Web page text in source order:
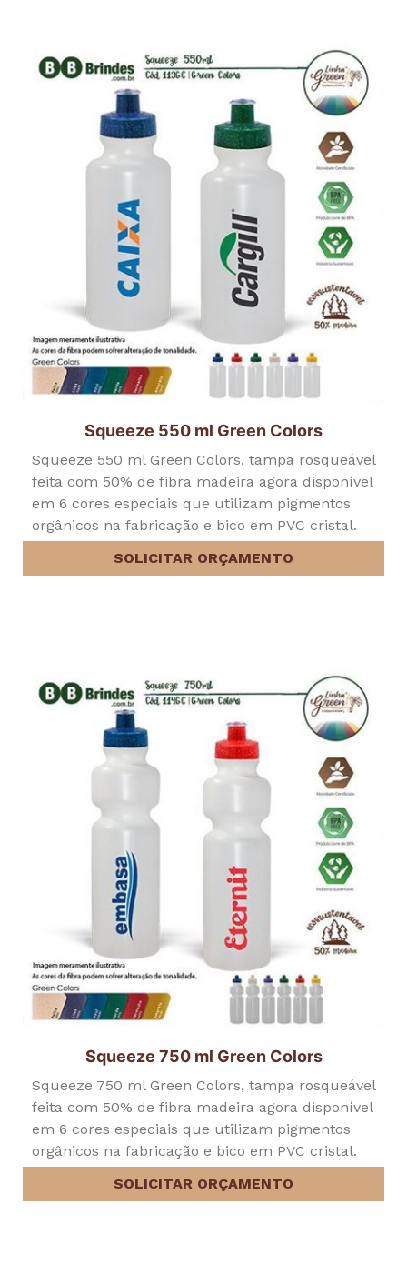
Squeeze 550 ml Green Colors
Squeeze 550 ml Green Colors, tampa rosqueável
feita com 50% de fibra madeira agora disponível
em 6 cores especiais que utilizam pigmentos
orgânicos na fabricação e bico em PVC cristal.
SOLICITAR ORÇAMENTO
Squeeze 750 ml Green Colors
Squeeze 750 ml Green Colors, tampa rosqueável
feita com 50% de fibra madeira agora disponível
em 6 cores especiais que utilizam pigmentos
orgânicos na fabricação e bico em PVC cristal.
SOLICITAR ORÇAMENTO